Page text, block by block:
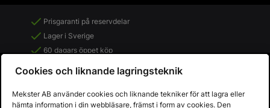
Prisgaranti på reservdelar
Lager i Sverige
60 dagars öppet köp
Fria returer
Cookies och liknande lagringsteknik
Mekster AB använder cookies och liknande tekniker för att lagra eller
hämta information i din webbläsare, främst i form av cookies. Den